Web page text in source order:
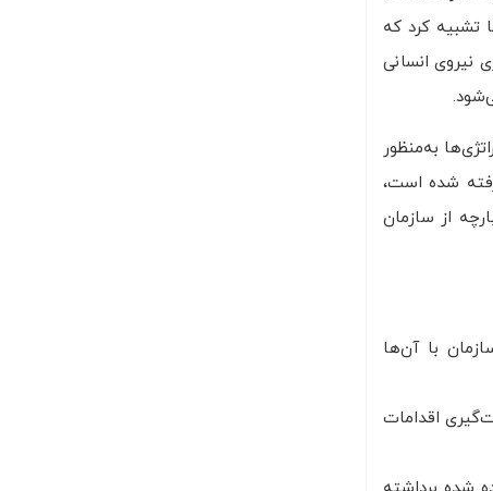
تشبیه کرد که
نیروی انسانی
استراتژی‌ها به‌منظور
شده است،
از سازمان
با آن‌ها
اقدامات